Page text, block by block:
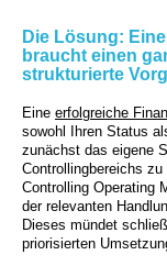
Die Lösung:
braucht einen
strukturierte
Eine erfolgreiche
sowohl Ihren Status
zunächst das eigene
Controllingbereichs
Controlling Operating
der relevanten
Dieses mündet
priorisierten